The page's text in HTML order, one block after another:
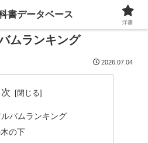
ムランキング
2026.07.04
次
バムランキング
の下
書データベース
洋書